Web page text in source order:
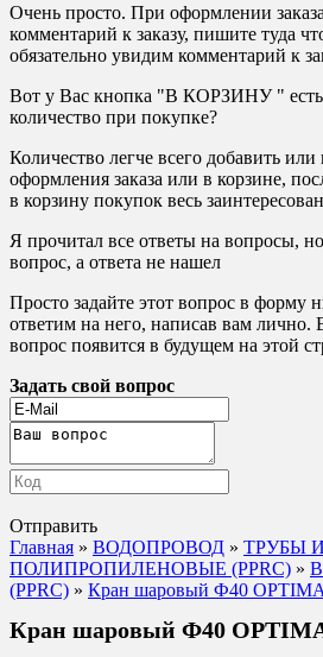
Очень просто. При оформлении
комментарий к заказу, пишите туда
обязательно увидим комментарий к
Вот у Вас кнопка "В КОРЗИНУ " есть,
количество при покупке?
Количество легче всего добавить
оформления заказа или в корзине,
в корзину покупок весь
Я прочитал все ответы на вопросы,
вопрос, а ответа не нашел
Просто задайте этот вопрос в форму
ответим на него, написав вам
вопрос появится в будущем на этой
Задать свой вопрос
Отправить
Главная » ВОДОПРОВОД » ТРУБЫ
ПОЛИПРОПИЛЕНОВЫЕ (PPRC) »
(PPRC) » Кран шаровый Ф40
Кран шаровый Ф40